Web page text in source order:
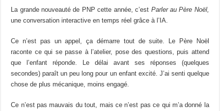
La grande nouveauté de PNP cette année, c’est Parler au Père Noël,
une conversation interactive en temps réel grâce à l’IA.
Ce n’est pas un appel, ça démarre tout de suite. Le Père Noël
raconte ce qui se passe à l’atelier, pose des questions, puis attend
que l’enfant réponde. Le délai avant ses réponses (quelques
secondes) paraît un peu long pour un enfant excité. J’ai senti quelque
chose de plus mécanique, moins engagé.
Ce n’est pas mauvais du tout, mais ce n’est pas ce qui m’a donné la